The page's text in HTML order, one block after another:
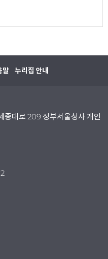
말 누리집 안내
종대로 209 정부서울청사 개인